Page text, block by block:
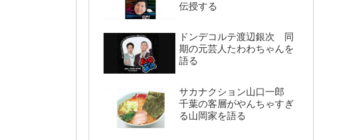
伝授する
ドンデコルテ渡辺銀次 同
期の元芸人たわわちゃんを
語る
サカナクション山口一郎
千葉の客層がやんちゃすぎ
る山岡家を語る